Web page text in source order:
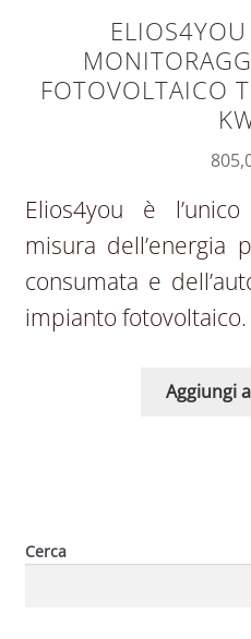
FOTOVOLTAICO
Elios4you è
misura dell’energia
consumata e
impianto fotovoltaico.
Aggiungi
Cerca